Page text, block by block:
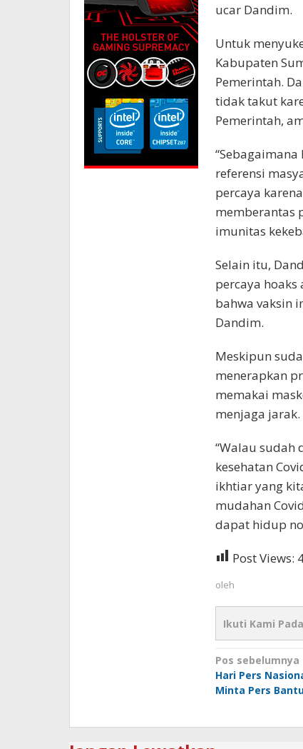
ucar Dandim.
Untuk
Kabupaten
Pemerintah.
tidak takut
Pemerintah,
referensi
percaya
memberantas
imunitas
Selain itu,
percaya hoaks
bahwa vaksin
Dandim.
Meskipun
menerapkan
memakai
menjaga jarak.
“Walau sudah
kesehatan
ikhtiar yang
mudahan
dapat hidup
Post Views:
oleh
Ikuti Kami Pada
Navigasi
pos
Pos sebelumnya
Hari Pers
Minta Pers